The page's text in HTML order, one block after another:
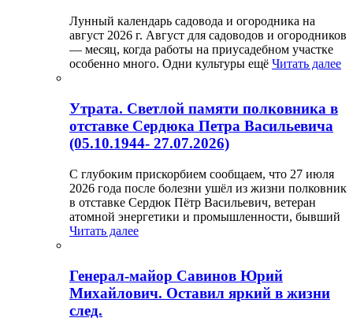
Лунный календарь садовода и огородника на
август 2026 г. Август для садоводов и огородников
— месяц, когда работы на приусадебном участке
особенно много. Одни культуры ещё Читать далее
Утрата. Светлой памяти полковника в
отставке Сердюка Петра Васильевича
(05.10.1944- 27.07.2026)
С глубоким прискорбием сообщаем, что 27 июля
2026 года после болезни ушёл из жизни полковник
в отставке Сердюк Пётр Васильевич, ветеран
атомной энергетики и промышленности, бывший
Читать далее
Генерал-майор Савинов Юрий
Михайлович. Оставил яркий в жизни
след.